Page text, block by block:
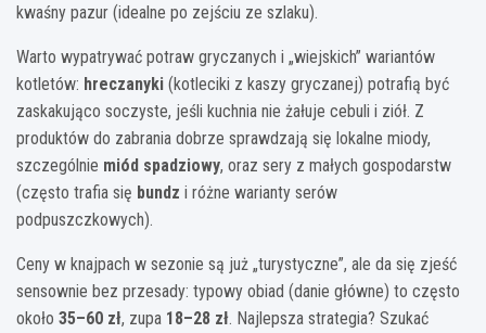
kwaśny pazur (idealne po zejściu ze szlaku).
Warto wypatrywać potraw gryczanych i „wiejskich” wariantów
kotletów: hreczanyki (kotleciki z kaszy gryczanej) potrafią być
zaskakująco soczyste, jeśli kuchnia nie żałuje cebuli i ziół. Z
produktów do zabrania dobrze sprawdzają się lokalne miody,
szczególnie miód spadziowy, oraz sery z małych gospodarstw
(często trafia się bundz i różne warianty serów
podpuszczkowych).
Ceny w knajpach w sezonie są już „turystyczne”, ale da się zjeść
sensownie bez przesady: typowy obiad (danie główne) to często
około 35–60 zł, zupa 18–28 zł. Najlepsza strategia? Szukać